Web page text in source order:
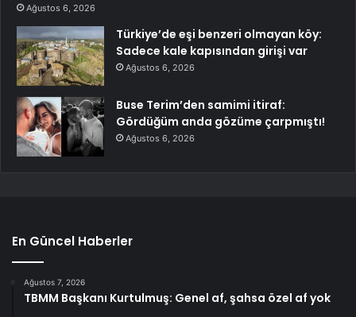
Ağustos 6, 2026
Türkiye’de eşi benzeri olmayan köy:
Sadece kale kapısından girişi var
Ağustos 6, 2026
Buse Terim’den samimi itiraf:
Gördüğüm anda gözüme çarpmıştı!
Ağustos 6, 2026
En Güncel Haberler
Ağustos 7, 2026
TBMM Başkanı Kurtulmuş: Genel af, şahsa özel af yok